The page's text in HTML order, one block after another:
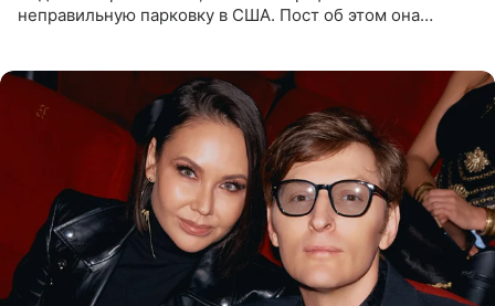
неправильную парковку в США. Пост об этом она